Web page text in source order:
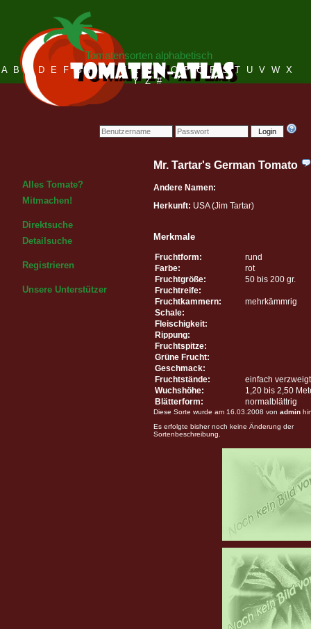
Login
Tomatensorten alphabetisch
A B C D E F G H I J K L M N O P Q R S T U V W X
Y Z #
Alles Tomate?
Mitmachen!
Direktsuche
Detailsuche
Registrieren
Unsere Unterstützer
Mr. Tartar's German Tomato
Andere Namen:
Herkunft: USA (Jim Tartar)
Merkmale
Fruchtform:
rund
Farbe:
rot
Fruchtgröße:
50 bis 200 gr.
Fruchtreife:
Fruchtkammern:
mehrkämmrig
Schale:
Fleischigkeit:
Rippung:
Fruchtspitze:
Grüne Frucht:
Geschmack:
Fruchtstände:
einfach verzweigt
Wuchshöhe:
1,20 bis 2,50
Blätterform:
normalblättrig
Diese Sorte wurde am 16.03.2008 von admin
Es erfolgte bisher noch keine Änderung der
Sortenbeschreibung.